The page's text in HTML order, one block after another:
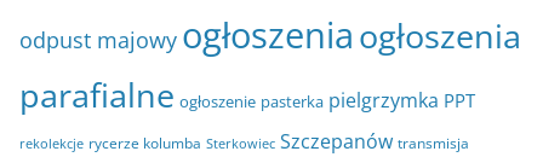
odpust majowy ogłoszeniaogłoszenia
parafialne ogłoszenie pasterka pielgrzymka PPT
rekolekcje rycerze kolumba Sterkowiec Szczepanów transmisja